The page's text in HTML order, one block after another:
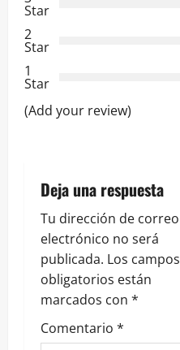
n
d
e
e
t
r
a
d
a
Star
2
Star
1
Star
(Add your review)
Deja una respuesta
Tu dirección de correo
electrónico no será
publicada. Los campos
obligatorios están
marcados con *
Comentario *